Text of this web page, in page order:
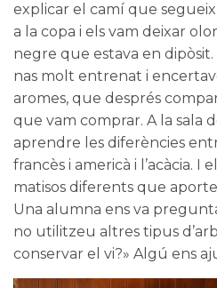
explicar el camí que
a la copa i els vam deixar
negre que estava en
nas molt entrenat i
aromes, que després
que vam comprar. A la sala
aprendre les diferències
francès i americà i l’acàcia. I
matisos diferents que
Una alumna ens va
no utilitzeu altres tipus
conservar el vi?» Algú ens